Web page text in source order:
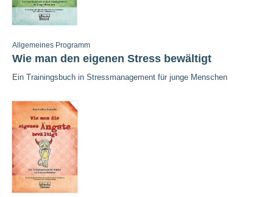
Allgemeines Programm
Wie man den eigenen Stress bewältigt
Ein Trainingsbuch in Stressmanagement für junge Menschen